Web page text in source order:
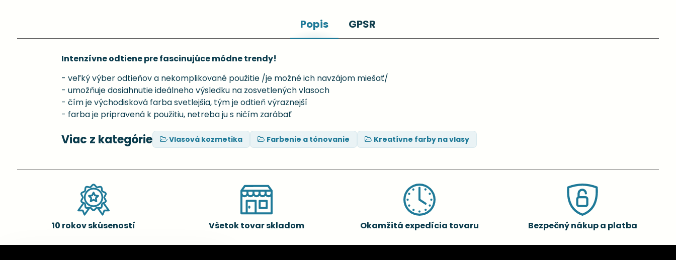
Popis GPSR
Intenzívne odtiene pre fascinujúce módne trendy!
- veľký výber odtieňov a nekomplikované použitie /je možné ich navzájom miešať/
- umožňuje dosiahnutie ideálneho výsledku na zosvetlených vlasoch
- čím je východisková farba svetlejšia, tým je odtieň výraznejší
- farba je pripravená k použitiu, netreba ju s ničím zarábať
Viac z kategórie Vlasová kozmetika Farbenie a tónovanie Kreatívne farby na vlasy
10 rokov skúseností Všetok tovar skladom Okamžitá expedícia tovaru Bezpečný nákup a platba